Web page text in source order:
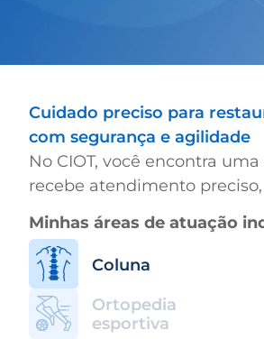
Cuidado preciso para
com segurança e agilidade
No CIOT, você encontra
recebe atendimento
Minhas áreas de atuação
Coluna
Ortopedia
esportiva